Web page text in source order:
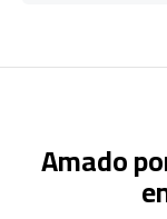
Amado